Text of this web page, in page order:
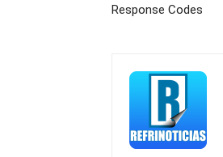
Response Codes